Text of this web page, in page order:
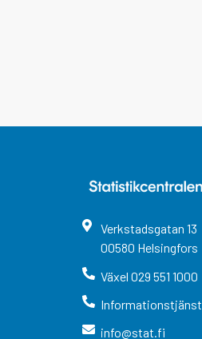
Verkstadsgatan 13
00580 Helsingfors
Växel 029 551 1000
Informationstjänst
info@stat.fi